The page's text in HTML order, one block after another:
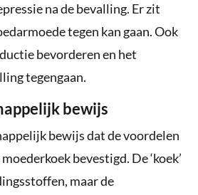
na de bevalling. Er zit
tegen kan gaan. Ook
bevorderen en het
tegengaan.
bewijs
bewijs dat de voordelen
bevestigd. De ‘koek’
maar de